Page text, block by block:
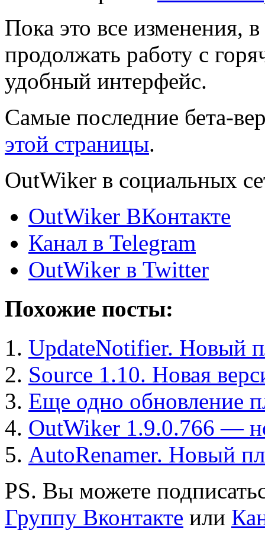
Пока это все изменения,
продолжать работу с
удобный интерфейс.
Самые последние бета-
этой страницы.
OutWiker в социальных
OutWiker ВКонтакте
Канал в Telegram
OutWiker в Twitter
Похожие посты:
UpdateNotifier. Новый
Source 1.10. Новая
Еще одно обновление
OutWiker 1.9.0.766 —
AutoRenamer. Новый
PS. Вы можете
Группу Вконтакте или